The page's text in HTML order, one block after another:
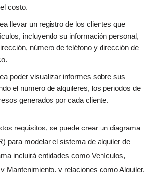
costo.
llevar un registro de los clientes que
incluyendo su información personal,
número de teléfono y dirección de
poder visualizar informes sobre sus
el número de alquileres, los periodos de
generados por cada cliente.
requisitos, se puede crear un diagrama
para modelar el sistema de alquiler de
incluirá entidades como Vehículos,
Mantenimiento, y relaciones como Alquiler,